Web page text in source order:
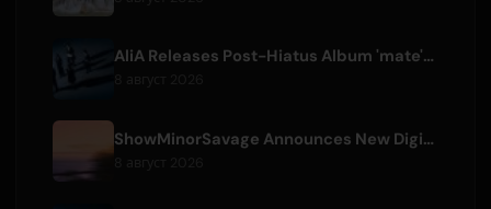
AliA Releases Post-Hiatus Album 'mate', Announces Tokyo Live
ShowMinorSavage Announces New Digital Single 'Gradation'